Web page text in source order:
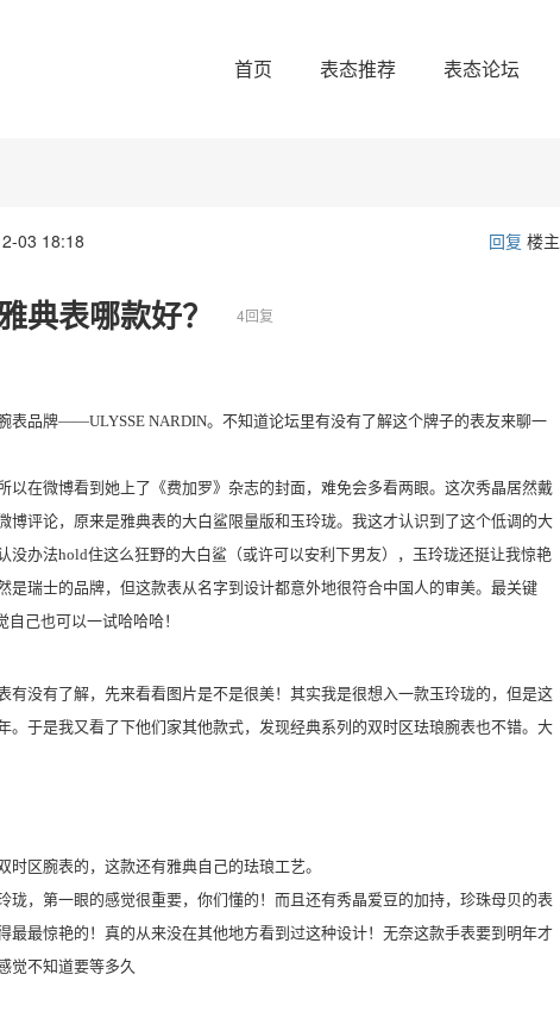
首页 表态推荐 表态论坛
回复 楼主
03 18:18
典表哪款好？ 4回复
表品牌——ULYSSE NARDIN。不知道论坛里有没有了解这个牌子的表友来聊一
以在微博看到她上了《费加罗》杂志的封面，难免会多看两眼。这次秀晶居然戴
博评论，原来是雅典表的大白鲨限量版和玉玲珑。我这才认识到了这个低调的大
没办法hold住这么狂野的大白鲨（或许可以安利下男友）
，玉玲珑还挺让我惊艳
是瑞士的品牌，但这款表从名字到设计都意外地很符合中国人的审美。最关键
自己也可以一试哈哈哈！
有没有了解，先来看看图片是不是很美！其实我是很想入一款玉玲珑的，但是这
。于是我又看了下他们家其他款式，发现经典系列 的双时区珐琅腕表也不错。 大
时区腕表的，这款还有雅典自己的珐琅工艺。
珑，第一眼的感觉很重要，你们懂的！而且还有秀晶爱豆的加持，珍珠母贝的表
最最惊艳的！真的从来没在其他地方看到过这种设计！无奈这款手表要到明年才
觉不知道要等多久